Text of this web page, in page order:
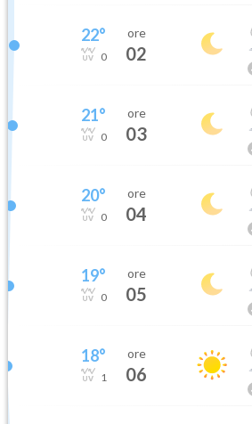
22°
0
ore
02
21°
0
ore
03
20°
0
ore
04
19°
0
ore
05
18°
1
ore
06